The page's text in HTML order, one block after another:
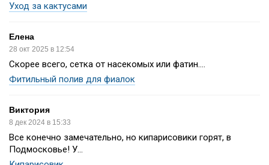
Уход за кактусами
Елена
28 окт 2025 в 12:54
Скорее всего, сетка от насекомых или фатин....
Фитильный полив для фиалок
Виктория
8 дек 2024 в 15:33
Все конечно замечательно, но кипарисовики горят, в
Подмосковье! У...